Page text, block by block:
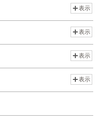
表示
表示
表示
表示